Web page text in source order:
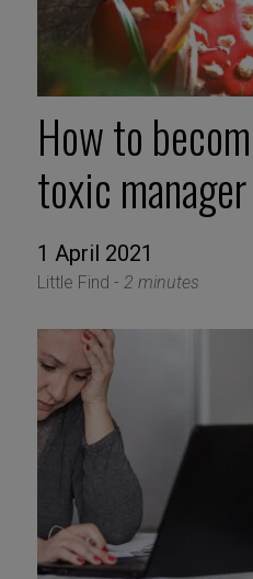
How to
toxic
1 April 2021
Little Find - 2 minutes